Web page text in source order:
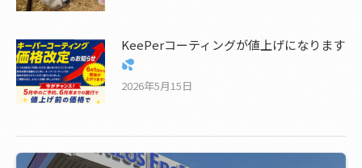
KeePerコーティングが値上げになります
2026年5月15日